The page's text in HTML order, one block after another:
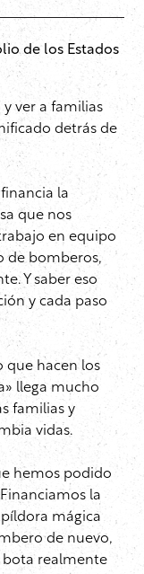
de los Estados
ver a familias
detrás de
la
que nos
en equipo
de bomberos,
Y saber eso
y cada paso
que hacen los
llega mucho
familias y
vidas.
hemos podido
la
mágica
de nuevo,
bota realmente